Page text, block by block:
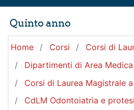
Quinto anno
Home Corsi
Corsi di
Dipartimenti di Area Medica
Corsi di Laurea Magistrale
CdLM Odontoiatria e